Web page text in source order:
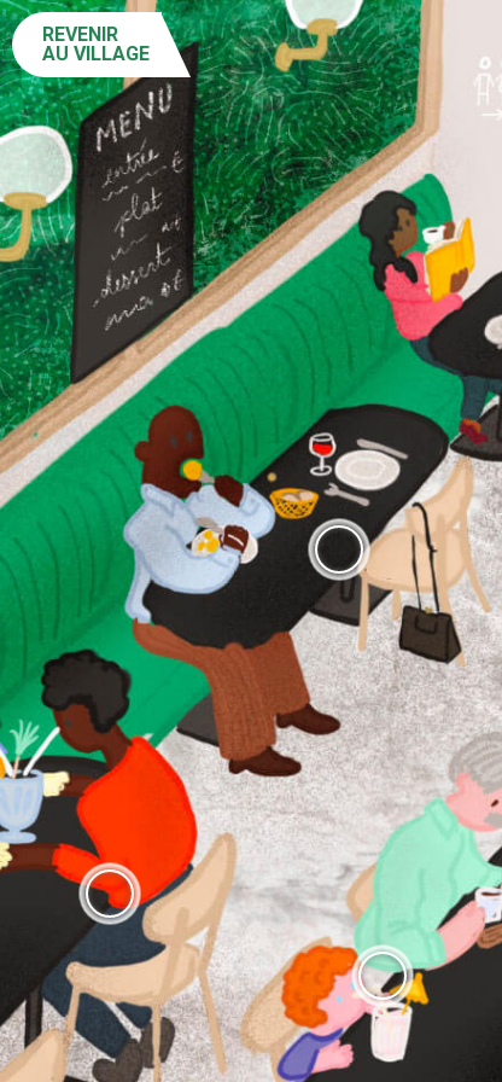
REVENIR
AU VILLAGE